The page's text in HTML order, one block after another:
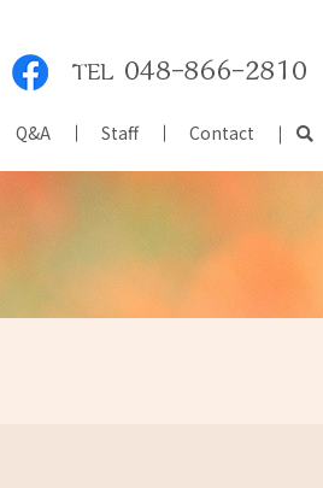
Q&A Staff Contact